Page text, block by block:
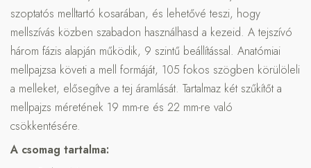
szoptatós melltartó kosarában, és lehetővé teszi, hogy
mellszívás közben szabadon használhasd a kezeid. A tejszívó
három fázis alapján működik, 9 szintű beállítással. Anatómiai
mellpajzsa követi a mell formáját, 105 fokos szögben körülöleli
a melleket, elősegítve a tej áramlását. Tartalmaz két szűkítőt a
mellpajzs méretének 19 mm-re és 22 mm-re való
csökkentésére.
A csomag tartalma: